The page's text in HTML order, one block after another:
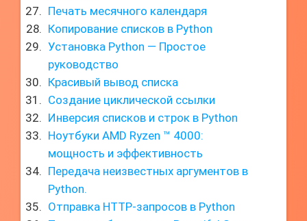
Печать месячного календаря
Копирование списков в Python
Установка Python — Простое
руководство
Красивый вывод списка
Создание циклической ссылки
Инверсия списков и строк в Python
Ноутбуки AMD Ryzen ™ 4000:
мощность и эффективность
Передача неизвестных аргументов в
Python.
Отправка HTTP-запросов в Python